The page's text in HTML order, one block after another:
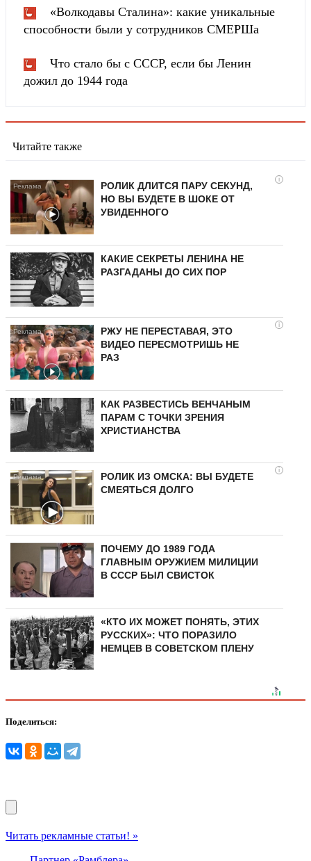
«Волкодавы Сталина»: какие уникальные
способности были у сотрудников СМЕРШа
Что стало бы с СССР, если бы Ленин
дожил до 1944 года
Читайте также
i
РОЛИК ДЛИТСЯ ПАРУ СЕКУНД,
НО ВЫ БУДЕТЕ В ШОКЕ ОТ
УВИДЕННОГО
КАКИЕ СЕКРЕТЫ ЛЕНИНА НЕ
РАЗГАДАНЫ ДО СИХ ПОР
i
РЖУ НЕ ПЕРЕСТАВАЯ, ЭТО
ВИДЕО ПЕРЕСМОТРИШЬ НЕ
РАЗ
КАК РАЗВЕСТИСЬ ВЕНЧАНЫМ
ПАРАМ С ТОЧКИ ЗРЕНИЯ
ХРИСТИАНСТВА
i
РОЛИК ИЗ ОМСКА: ВЫ БУДЕТЕ
СМЕЯТЬСЯ ДОЛГО
ПОЧЕМУ ДО 1989 ГОДА
ГЛАВНЫМ ОРУЖИЕМ МИЛИЦИИ
В СССР БЫЛ СВИСТОК
«КТО ИХ МОЖЕТ ПОНЯТЬ, ЭТИХ
РУССКИХ»: ЧТО ПОРАЗИЛО
НЕМЦЕВ В СОВЕТСКОМ ПЛЕНУ
Поделиться:
Читать рекламные статьи! »